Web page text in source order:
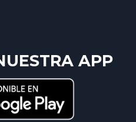
APP